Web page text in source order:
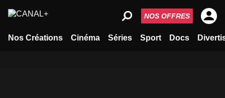
Nos Créations Cinéma Séries Sport Docs
NOS OFFRES